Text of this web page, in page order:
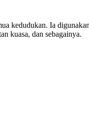
kedudukan. Ia
kuasa, dan sebagainya.